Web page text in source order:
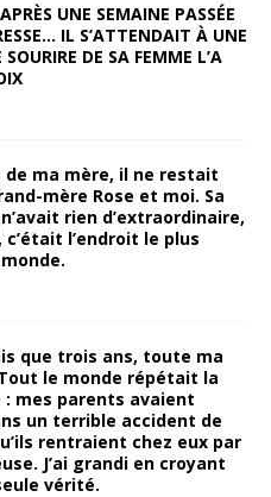
UNE SEMAINE PASSÉE
IL S’ATTENDAIT À UNE
DE SA FEMME L’A
de ma mère, il ne restait
mère Rose et moi. Sa
rien d’extraordinaire,
l’endroit le plus
que trois ans, toute ma
le monde répétait la
mes parents avaient
un terrible accident de
rentraient chez eux par
J’ai grandi en croyant
vérité.